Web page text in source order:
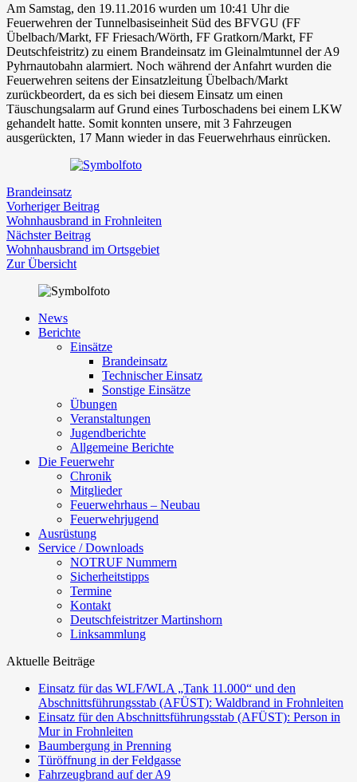
Am Samstag, den 19.11.2016 wurden um 10:41 Uhr die
Feuerwehren der Tunnelbasiseinheit Süd des BFVGU (FF
Übelbach/Markt, FF Friesach/Wörth, FF Gratkorn/Markt, FF
Deutschfeistritz) zu einem Brandeinsatz im Gleinalmtunnel der A9
Pyhrnautobahn alarmiert. Noch während der Anfahrt wurden die
Feuerwehren seitens der Einsatzleitung Übelbach/Markt
zurückbeordert, da es sich bei diesem Einsatz um einen
Täuschungsalarm auf Grund eines Turboschadens bei einem LKW
gehandelt hatte. Somit konnten unsere, mit 3 Fahrzeugen
ausgerückten, 17 Mann wieder in das Feuerwehrhaus einrücken.
Brandeinsatz
Beitragsnavigation
Vorheriger BeitragVorheriger
Beitrag:
Wohnhausbrand in Frohnleiten
Nächster BeitragNächster
Beitrag:
Wohnhausbrand im Ortsgebiet
Zur Übersicht
News
Berichte
Einsätze
Brandeinsatz
Technischer Einsatz
Sonstige Einsätze
Übungen
Veranstaltungen
Jugendberichte
Allgemeine Berichte
Die Feuerwehr
Chronik
Mitglieder
Feuerwehrhaus – Neubau
Feuerwehrjugend
Ausrüstung
Service / Downloads
NOTRUF Nummern
Sicherheitstipps
Termine
Kontakt
Deutschfeistritzer Martinshorn
Linksammlung
Aktuelle Beiträge
Einsatz für das WLF/WLA „Tank 11.000“ und den
Abschnittsführungsstab (AFÜST): Waldbrand in Frohnleiten
Einsatz für den Abschnittsführungsstab (AFÜST): Person in
Mur in Frohnleiten
Baumbergung in Prenning
Türöffnung in der Feldgasse
Fahrzeugbrand auf der A9